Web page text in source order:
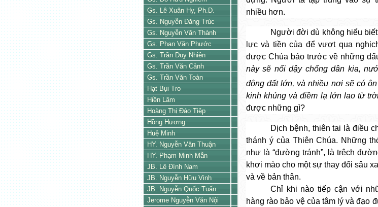
Gs. Lê Xuân Hy, Ph.D.
Gs. Nguyễn Đăng Trúc
Gs. Nguyễn Văn Thành
Gs. Phan Văn Phước
Gs. Trần Duy Nhiên
Gs. Trần Văn Cảnh
Gs. Trần Văn Toàn
Hạt Bụi Tro
Hiền Lâm
Hoàng Thị Đáo Tiệp
Hồng Hương
Huệ Minh
HY. Nguyễn Văn Thuận
HY. Phạm Minh Mẫn
JB. Lê Đình Nam
JB. Nguyễn Hữu Vinh
JB. Nguyễn Quốc Tuấn
Jerome Nguyễn Văn Nội
nhiều hơn.
Người đời dù không hiểu
lực và tiền của để vượt qua
được Chúa báo trước về những
này sẽ nổi dậy chống dân kia,
động đất lớn, và nhiều nơi sẽ có
kinh khủng và điềm lạ lớn lao từ
được những gì?
Dịch bệnh, thiên tai là điều
thánh ý của Thiên Chúa. Những
như là “đường tránh”, là trệch
khơi mào cho một sự thay đổi sâu
và về bản thân.
Chỉ khi nào tiếp cận với
hàng rào bảo vệ của tâm lý và đạo